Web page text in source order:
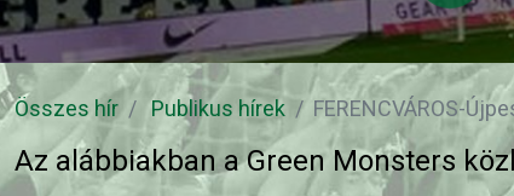
Összes hír Publikus hírek FERENCVÁROS-
Az alábbiakban a Green Monsters